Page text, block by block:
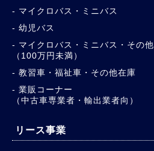
マイクロバス・ミニバス
幼児バス
マイクロバス・ミニバス・その他
（100万円未満）
教習車・福祉車・その他在庫
業販コーナー
（中古車専業者・輸出業者向）
リース事業